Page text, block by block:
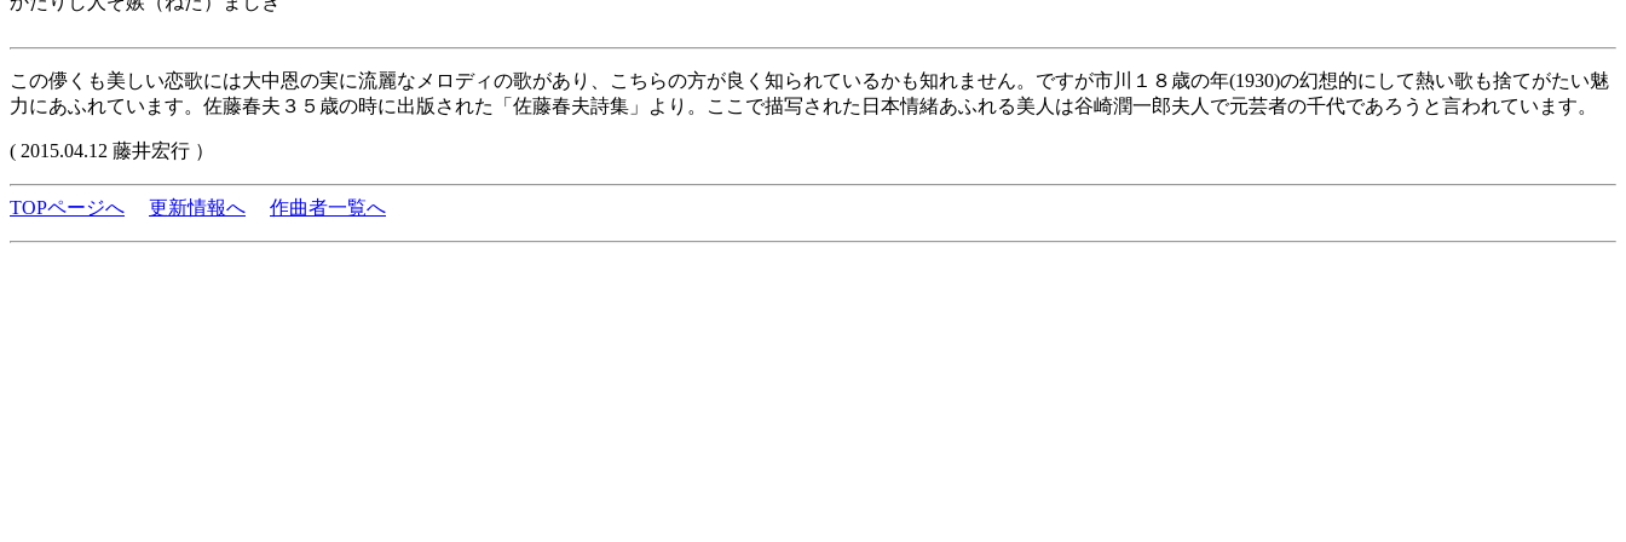
この儚くも美しい恋歌には大中恩の実に流麗なメロディの歌があり、こちらの方が良く知られているかも知れません。ですが市川１８歳の年(1930)の幻想的にして熱い歌も捨てがたい魅
力にあふれています。佐藤春夫３５歳の時に出版された「佐藤春夫詩集」より。ここで描写された日本情緒あふれる美人は谷崎潤一郎夫人で元芸者の千代であろうと言われています。
( 2015.04.12 藤井宏行 ）
TOPページへ 更新情報へ 作曲者一覧へ